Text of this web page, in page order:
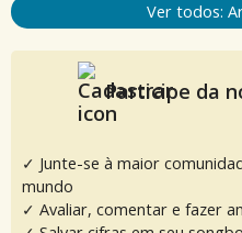
Ver todos:
Participe da
✓ Junte-se à maior
mundo
✓ Avaliar, comentar e fazer